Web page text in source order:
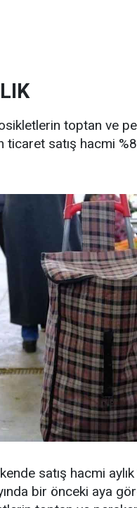
toptan ve
ticaret satış hacmi
satış hacmi
bir önceki aya